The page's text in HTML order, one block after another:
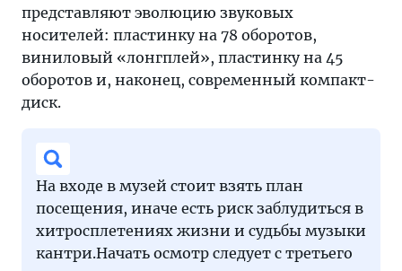
представляют эволюцию звуковых
носителей: пластинку на 78 оборотов,
виниловый «лонгплей», пластинку на 45
оборотов и, наконец, современный компакт-
диск.
На входе в музей стоит взять план
посещения, иначе есть риск заблудиться в
хитросплетениях жизни и судьбы музыки
кантри.Начать осмотр следует с третьего